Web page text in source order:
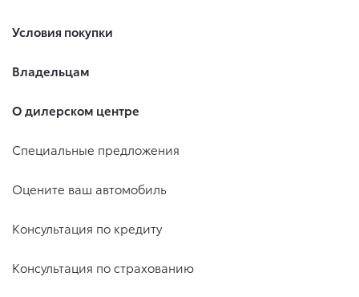
Условия покупки
Владельцам
О дилерском центре
Специальные предложения
Оцените ваш автомобиль
Консультация по кредиту
Консультация по страхованию